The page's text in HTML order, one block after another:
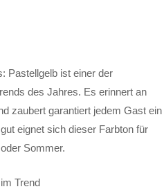
Pastellgelb ist einer der
des Jahres. Es erinnert an
zaubert garantiert jedem Gast ein
eignet sich dieser Farbton für
Sommer.
Trend